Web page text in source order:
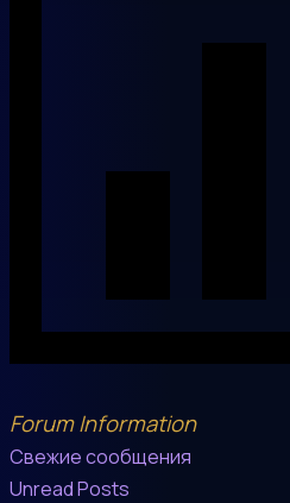
Forum Information
Свежие сообщения
Unread Posts